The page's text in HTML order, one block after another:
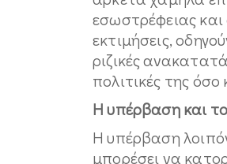
εσωστρέφειας
εκτιμήσεις,
ριζικές
πολιτικές της όσο
Η υπέρβαση και
Η υπέρβαση
μπορέσει να